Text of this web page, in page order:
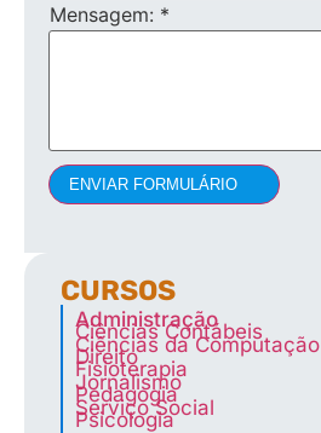
Mensagem: *
ENVIAR FORMULÁRIO
CURSOS
Administração
Ciências Contábeis
Ciências da Computação
Direito
Fisioterapia
Jornalismo
Pedagogia
Serviço Social
Psicologia